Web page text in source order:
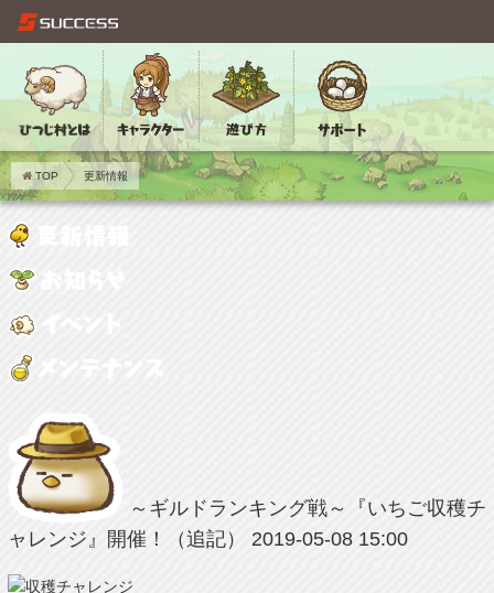
TOP 更新情報
～ギルドランキング戦～『いちご収穫チ
ャレンジ』開催！（追記）
2019-05-08 15:00